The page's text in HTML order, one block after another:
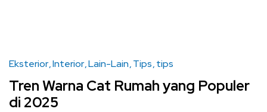
Eksterior Interior Lain-Lain Tips tips
Tren Warna Cat Rumah yang Populer
di 2025